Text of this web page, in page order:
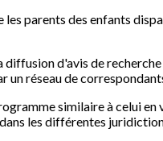
les parents des enfants
diffusion d'avis de
un réseau de
similaire à celui
les différentes